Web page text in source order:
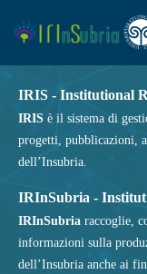
IRIS - Institutional
IRIS è il sistema di
progetti, pubblicazioni,
dell’Insubria.
IRInSubria -
IRInSubria raccoglie,
informazioni sulla
dell’Insubria anche ai